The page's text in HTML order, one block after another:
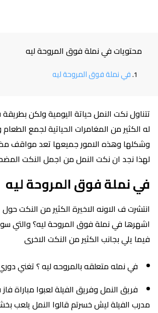
محتويات في نملة فوق المروحة ليه
في نملة فوق المروحة ليه
تتناول نكت النمل حياتة اليومية ولكن
له الكثير من المغامرات الحياتية لجمع
وشكلها وهذه الامور جميعها تعد مواقف
لهذا نجد ان نكت النمل من اجمل النكت
في نملة فوق المروحة ليه
انتشرت ف الاونه الاخيرة الكثير من النكت
اشهرها في نملة فوق المروحة ليه؟ والتي
فيما يلي بجانب الكثير من النكت الاخرى
في نمله متعلقه بالمروحه ليه ؟ تغني
فريق النمل وفريق الفيلة لعبوا مباراة
مدرب الفيلة ليش خسرتم قالوا النمل يلعب